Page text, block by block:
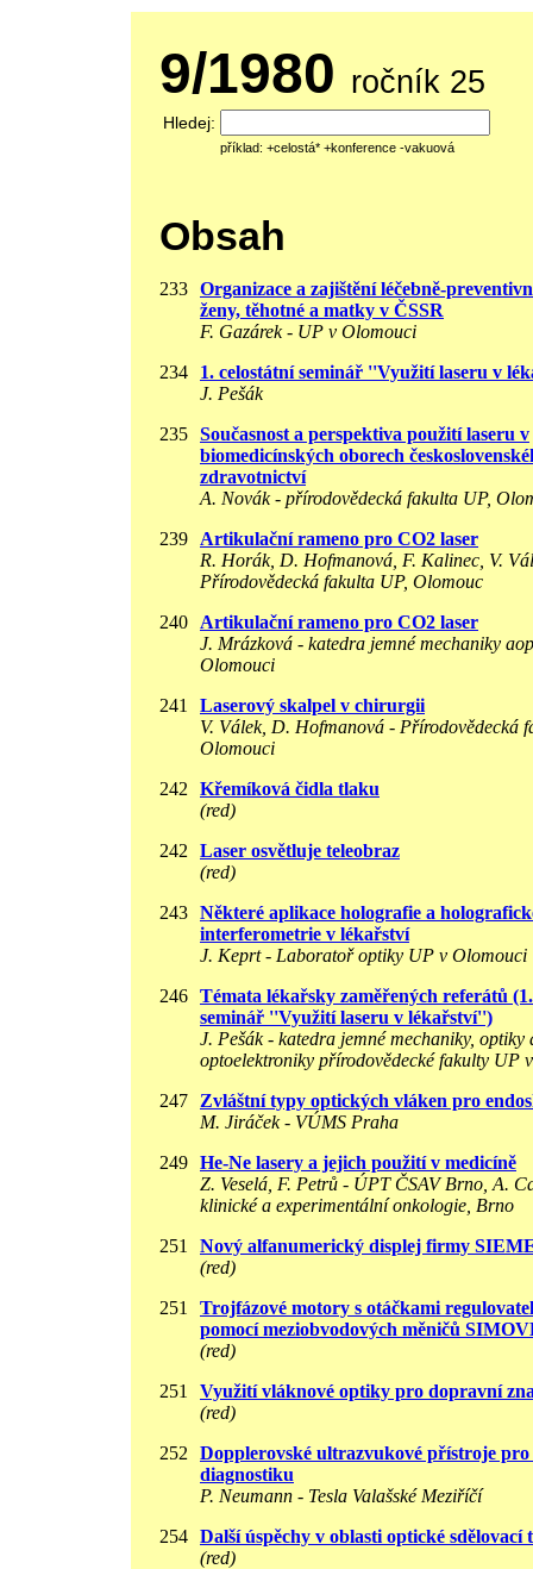
9/1980 ročník 25
Hledej:
příklad: +celostá* +konference -vakuová
Obsah
233 Organizace a zajištění léčebně-
ženy, těhotné a matky v ČSSR
F. Gazárek - UP v Olomouci
234
1. celostátní seminář ''Využití laseru v
J. Pešák
235 Současnost a perspektiva použití laseru v
biomedicínských oborech
zdravotnictví
A. Novák - přírodovědecká fakulta UP,
239
Artikulační rameno pro CO2 laser
R. Horák, D. Hofmanová, F. Kalinec, V.
Přírodovědecká fakulta UP, Olomouc
240
Artikulační rameno pro CO2 laser
J. Mrázková - katedra jemné mechaniky
Olomouci
241
Laserový skalpel v chirurgii
V. Válek, D. Hofmanová - Přírodovědecká
Olomouci
242
Křemíková čidla tlaku
(red)
242
Laser osvětluje teleobraz
(red)
243 Některé aplikace holografie a
interferometrie v lékařství
J. Keprt - Laboratoř optiky UP v Olomouci
246 Témata lékařsky zaměřených referátů
seminář ''Využití laseru v lékařství'')
J. Pešák - katedra jemné mechaniky, optiky
optoelektroniky přírodovědecké fakulty UP
247
Zvláštní typy optických vláken pro
M. Jiráček - VÚMS Praha
249 He-Ne lasery a jejich použití v medicíně
Z. Veselá, F. Petrů - ÚPT ČSAV Brno, A.
klinické a experimentální onkologie, Brno
251
Nový alfanumerický displej firmy
(red)
251
Trojfázové motory s otáčkami
pomocí meziobvodových měničů
(red)
251
Využití vláknové optiky pro dopravní
(red)
252
Dopplerovské ultrazvukové přístroje
diagnostiku
P. Neumann - Tesla Valašské Meziříčí
254 Další úspěchy v oblasti optické sdělovací
(red)